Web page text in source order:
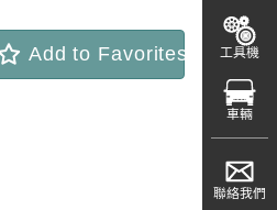
Add to Favorites 工具機
車輛
聯絡我們